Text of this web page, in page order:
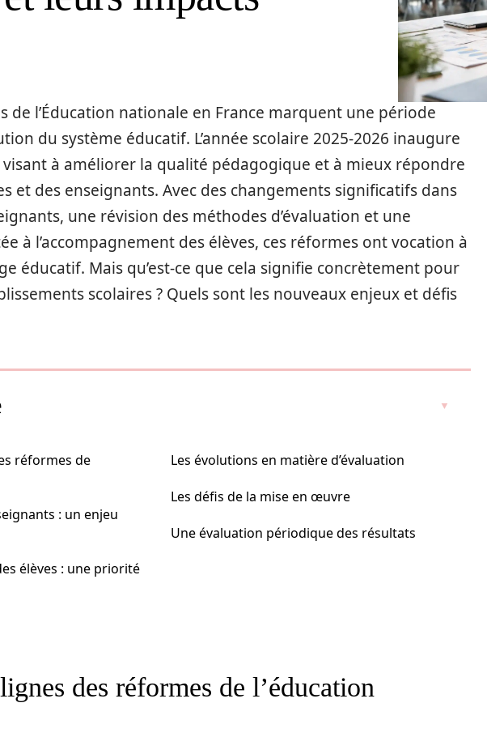
de l’Éducation nationale en France marquent une période
du système éducatif. L’année scolaire 2025-2026 inaugure
visant à améliorer la qualité pédagogique et à mieux répondre
et des enseignants. Avec des changements significatifs dans
une révision des méthodes d’évaluation et une
à l’accompagnement des élèves, ces réformes ont vocation à
éducatif. Mais qu’est-ce que cela signifie concrètement pour
scolaires ? Quels sont les nouveaux enjeux et défis
réformes de
: un enjeu
élèves : une priorité
Les évolutions en matière d’évaluation
Les défis de la mise en œuvre
Une évaluation périodique des résultats
des réformes de l’éducation